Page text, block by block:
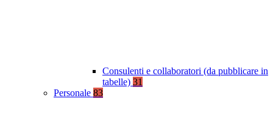
Consulenti e collaboratori (da pubblicare in
tabelle) 31
Personale 83